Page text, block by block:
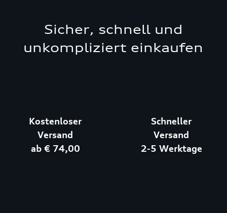
Sicher, schnell und
unkompliziert einkaufen
Kostenloser
Versand
ab € 74,00
Schneller
Versand
2-5 Werktage